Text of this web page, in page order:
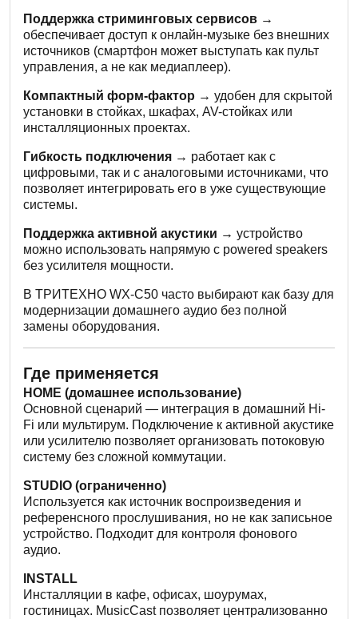
Поддержка стриминговых сервисов →
обеспечивает доступ к онлайн-музыке без внешних
источников (смартфон может выступать как пульт
управления, а не как медиаплеер).
Компактный форм-фактор → удобен для скрытой
установки в стойках, шкафах, AV-стойках или
инсталляционных проектах.
Гибкость подключения → работает как с
цифровыми, так и с аналоговыми источниками, что
позволяет интегрировать его в уже существующие
системы.
Поддержка активной акустики → устройство
можно использовать напрямую с powered speakers
без усилителя мощности.
В ТРИТЕХНО WX-C50 часто выбирают как базу для
модернизации домашнего аудио без полной
замены оборудования.
Где применяется
HOME (домашнее использование)
Основной сценарий — интеграция в домашний Hi-
Fi или мультирум. Подключение к активной акустике
или усилителю позволяет организовать потоковую
систему без сложной коммутации.
STUDIO (ограниченно)
Используется как источник воспроизведения и
референсного прослушивания, но не как записьное
устройство. Подходит для контроля фонового
аудио.
INSTALL
Инсталляции в кафе, офисах, шоурумах,
гостиницах. MusicCast позволяет централизованно